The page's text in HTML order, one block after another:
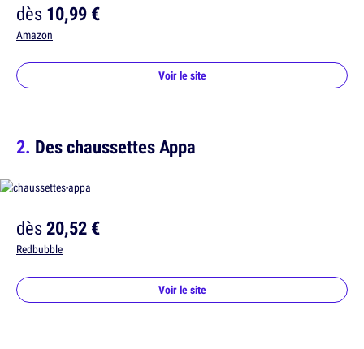
dès10,99 €
Amazon
Voir le site
Des chaussettes Appa
dès20,52 €
Redbubble
Voir le site